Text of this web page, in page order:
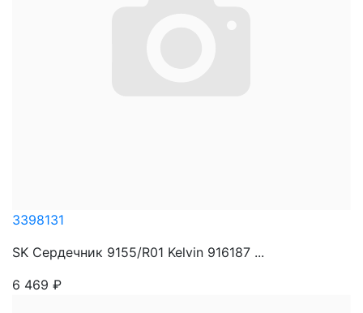
3398131
SK Сердечник 9155/R01 Kelvin 916187 ...
6 469 ₽